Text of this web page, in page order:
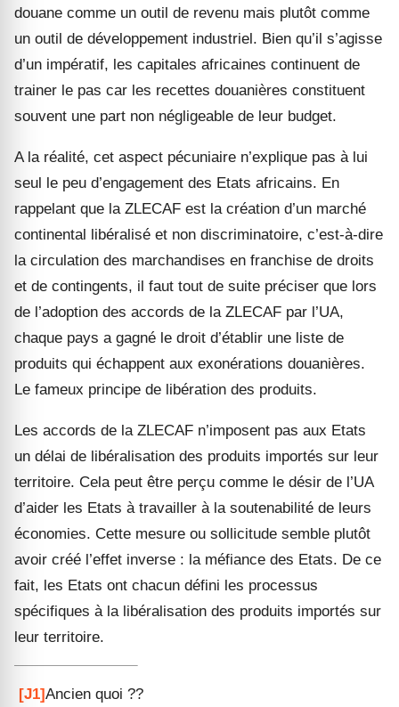
douane comme un outil de revenu mais plutôt comme
un outil de développement industriel. Bien qu’il s’agisse
d’un impératif, les capitales africaines continuent de
trainer le pas car les recettes douanières constituent
souvent une part non négligeable de leur budget.
A la réalité, cet aspect pécuniaire n’explique pas à lui
seul le peu d’engagement des Etats africains. En
rappelant que la ZLECAF est la création d’un marché
continental libéralisé et non discriminatoire, c’est-à-dire
la circulation des marchandises en franchise de droits
et de contingents, il faut tout de suite préciser que lors
de l’adoption des accords de la ZLECAF par l’UA,
chaque pays a gagné le droit d’établir une liste de
produits qui échappent aux exonérations douanières.
Le fameux principe de libération des produits.
Les accords de la ZLECAF n’imposent pas aux Etats
un délai de libéralisation des produits importés sur leur
territoire. Cela peut être perçu comme le désir de l’UA
d’aider les Etats à travailler à la soutenabilité de leurs
économies. Cette mesure ou sollicitude semble plutôt
avoir créé l’effet inverse : la méfiance des Etats. De ce
fait, les Etats ont chacun défini les processus
spécifiques à la libéralisation des produits importés sur
leur territoire.
[J1]Ancien quoi ??